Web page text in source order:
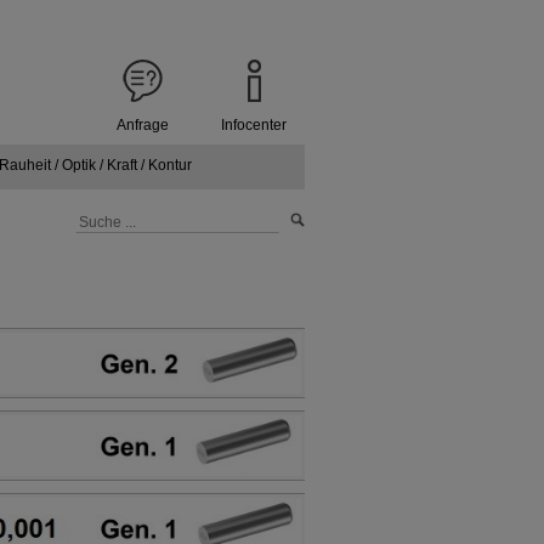
Anfrage Infocenter
Rauheit / Optik / Kraft / Kontur